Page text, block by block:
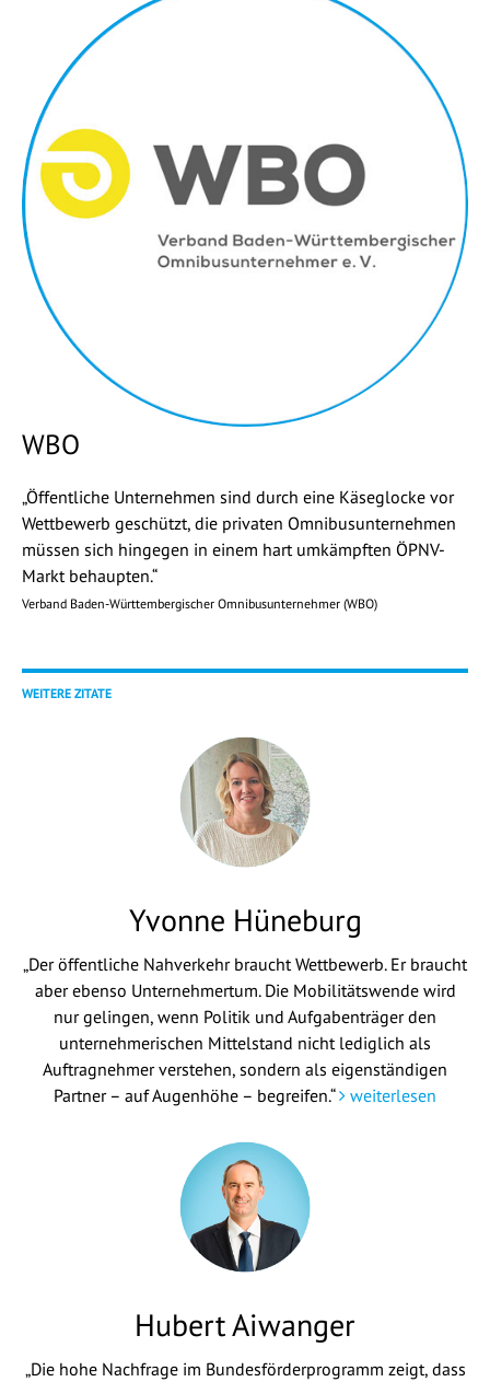
WBO
„Öffentliche Unternehmen sind durch eine Käseglocke vor
Wettbewerb geschützt, die privaten Omnibusunternehmen
müssen sich hingegen in einem hart umkämpften ÖPNV-
Markt behaupten.“
Verband Baden-Württembergischer Omnibusunternehmer (WBO)
WEITERE ZITATE
Yvonne Hüneburg
„Der öffentliche Nahverkehr braucht Wettbewerb. Er braucht
aber ebenso Unternehmertum. Die Mobilitätswende wird
nur gelingen, wenn Politik und Aufgabenträger den
unternehmerischen Mittelstand nicht lediglich als
Auftragnehmer verstehen, sondern als eigenständigen
Partner – auf Augenhöhe – begreifen.“
weiterlesen
Hubert Aiwanger
„Die hohe Nachfrage im Bundesförderprogramm zeigt, dass